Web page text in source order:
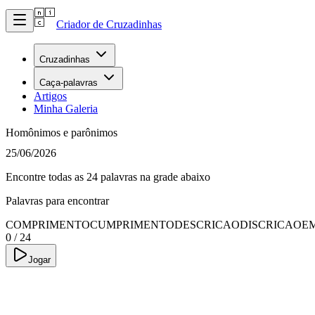
Criador de Cruzadinhas
Cruzadinhas
Caça-palavras
Artigos
Minha Galeria
Homônimos e parônimos
25/06/2026
Encontre todas as 24 palavras na grade abaixo
Palavras para encontrar
COMPRIMENTOCUMPRIMENTODESCRICAODISCRICAO
0 / 24
Jogar